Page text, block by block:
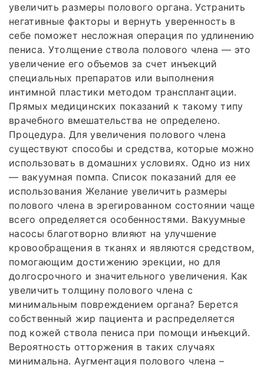
увеличить размеры полового органа. Устранить
негативные факторы и вернуть уверенность в
себе поможет несложная операция по удлинению
пениса. Утолщение ствола полового члена — это
увеличение его объемов за счет инъекций
специальных препаратов или выполнения
интимной пластики методом трансплантации.
Прямых медицинских показаний к такому типу
врачебного вмешательства не определено.
Процедура. Для увеличения полового члена
существуют способы и средства, которые можно
использовать в домашних условиях. Одно из них
— вакуумная помпа. Список показаний для ее
использования Желание увеличить размеры
полового члена в эрегированном состоянии чаще
всего определяется особенностями. Вакуумные
насосы благотворно влияют на улучшение
кровообращения в тканях и являются средством,
помогающим достижению эрекции, но для
долгосрочного и значительного увеличения. Как
увеличить толщину полового члена с
минимальным повреждением органа? Берется
собственный жир пациента и распределяется
под кожей ствола пениса при помощи инъекций.
Вероятность отторжения в таких случаях
минимальна. Аугментация полового члена –